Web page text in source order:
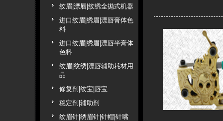
纹眉|漂唇|纹绣全抛式机器
进口纹眉|绣眉|漂唇膏体色
料
进口纹眉|绣眉|漂唇半膏体
色料
纹眉|纹绣|漂唇辅助耗材用
品
修复剂|纹宝|唇宝
稳定剂|辅助剂
纹眉针|绣眉针|针帽|针嘴